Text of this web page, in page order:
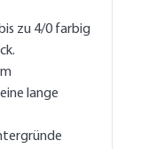
zu 4/0 farbig
lange